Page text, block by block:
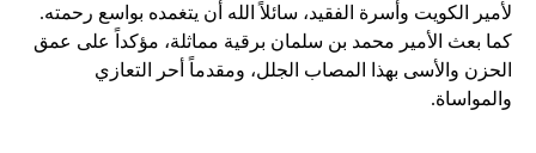
لأمير الكويت وأسرة الفقيد، سائلاً الله أن يتغمده بواسع رحمته.
كما بعث الأمير محمد بن سلمان برقية مماثلة، مؤكداً على عمق
الحزن والأسى بهذا المصاب الجلل، ومقدماً أحر التعازي
والمواساة.